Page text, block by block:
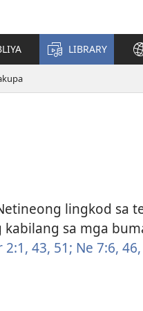
LIBRARY
lingkod sa
sa mga
2:1, 43, 51; Ne 7:6, 46,